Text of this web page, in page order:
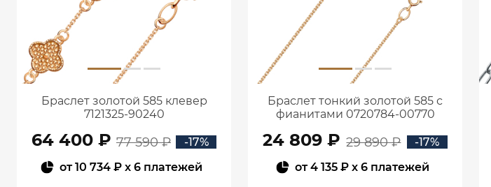
Браслет золотой 585 клевер
7121325-90240
64 400 ₽ 77 590 ₽
-17%
от10 734 ₽x 6 платежей
Браслет тонкий золотой 585 с
фианитами 0720784-00770
24 809 ₽ 29 890 ₽
-17%
от4 135 ₽x 6 платежей